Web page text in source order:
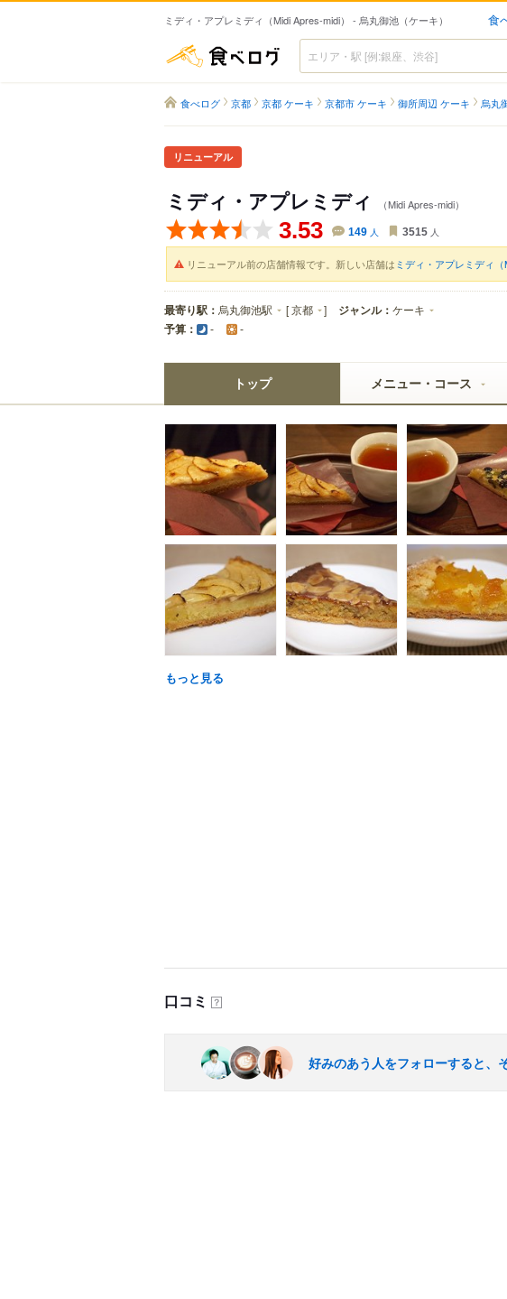
ミディ・アプレミディ（Midi Apres-midi） - 烏丸御池（ケーキ） 食
食べログ
食べログ 京都 京都 ケーキ 京都市 ケーキ 御所周辺 ケーキ 烏丸
リニューアル
ミディ・アプレミディ （Midi Apres-midi）
3.53 149 人 3515 人
リニューアル前の店舗情報です。新しい店舗は ミディ・アプレミディ（
最寄り駅： 烏丸御池駅 [京都 ] ジャンル： ケーキ
予算： - -
トップ メニュー・コース
もっと見る
口コミ ？
好みのあう人をフォローすると、